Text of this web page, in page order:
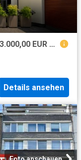
Haus zum Kaufen in Düsseldorf 433.000,00 EUR 203 m²
Details ansehen